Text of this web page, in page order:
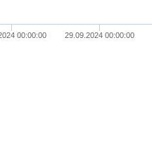
00:00:00 29.09.2024 00:00:00